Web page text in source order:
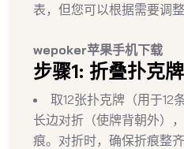
表，但您可以根据需要调整
wepoker苹果手机下载
步骤1: 折叠扑克牌
取12张扑克牌（用于12
长边对折（使牌背朝外）
痕。对折时，确保折痕整